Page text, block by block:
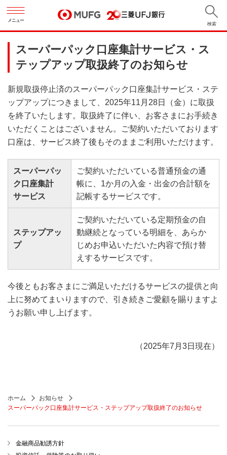
メニュー
検索
スーパーパック口座集計サービス・ス
テップアップ取扱終了のお知らせ
新規取扱停止済のスーパーパック口座集計サービス・ステ
ップアップにつきまして、2025年11月28日（金）に取扱
を終了いたします。取扱終了に伴い、お客さまにお手続き
いただくことはございません。ご契約いただいております
口座は、サービス終了後もそのままご利用いただけます。
スーパーパッ
ク口座集計
サービス
ご契約いただいている普通預金の通
帳に、1か月の入金・出金の合計額を
記帳するサービスです。
ステップアッ
プ
ご契約いただいている定期預金の自
動継続となっている明細を、あらか
じめお申込いただいた内容で預け替
えするサービスです。
今後ともお客さまにご満足いただけるサービスの提供と向
上に努めてまいりますので、引き続きご愛顧を賜りますよ
うお願い申し上げます。
（2025年7月3日現在）
ホーム
お知らせ
スーパーパック口座集計サービス・ステップアップ取扱終了のお知らせ
金融商品勧誘方針